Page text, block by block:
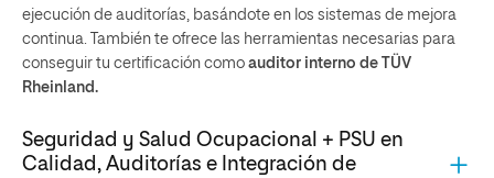
ejecución de auditorías, basándote en los sistemas de mejora
continua. También te ofrece las herramientas necesarias para
conseguir tu certificación como auditor interno de TÜV
Rheinland.
Seguridad y Salud Ocupacional + PSU en
Calidad, Auditorías e Integración de